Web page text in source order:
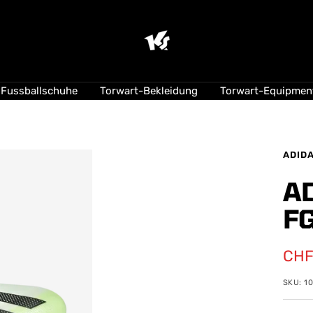
Suisse
Fussballschuhe Torwart-Bekleidung Torwart-
SKU: